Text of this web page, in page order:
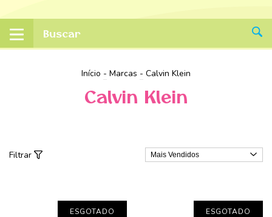
Início - Marcas - Calvin Klein
Calvin Klein
Filtrar
ESGOTADO ESGOTADO